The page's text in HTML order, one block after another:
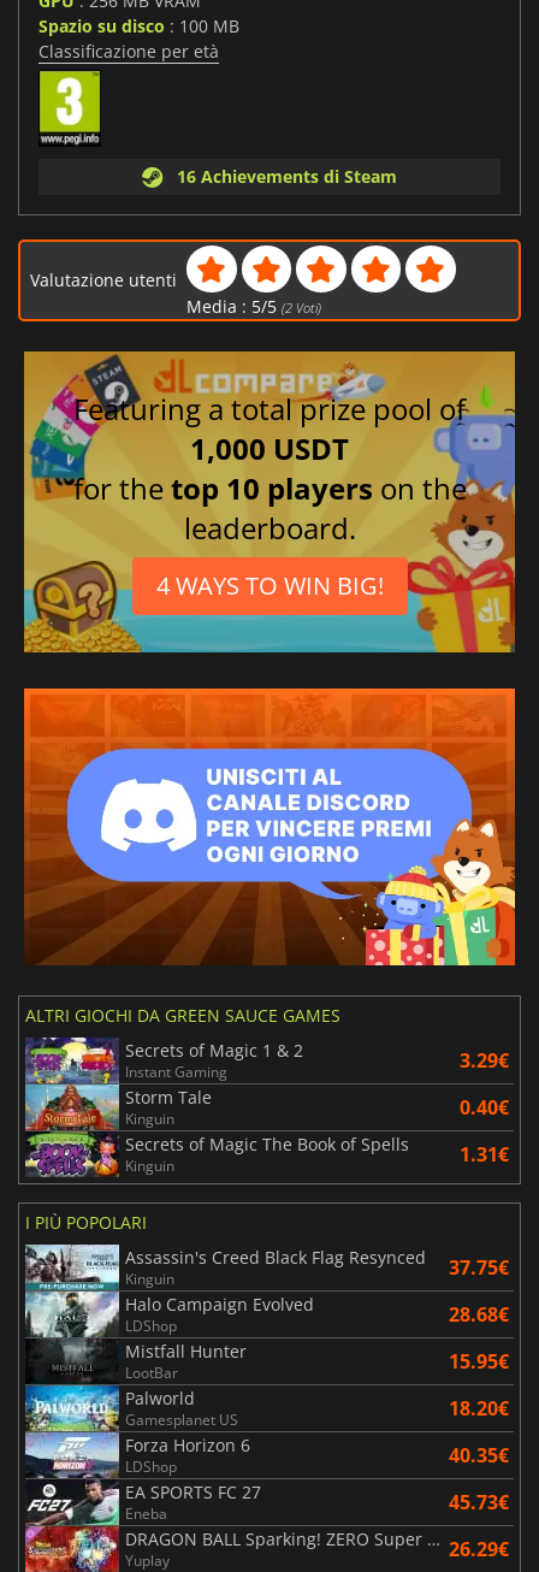
Spazio su disco : 100 MB
Classificazione per età
16 Achievements di Steam
Valutazione utenti
Media : 5/5 (2Voti)
Featuring a total prize pool of
1,000 USDT
for thetop 10 players on the
leaderboard.
4 WAYS TO WIN BIG!
ALTRI GIOCHI DA GREEN SAUCE GAMES
Secrets of Magic 1 & 2
Instant Gaming 3.29€
Storm Tale
Kinguin 0.40€
Secrets of Magic The Book of Spells
Kinguin 1.31€
I PIÙ POPOLARI
Assassin's Creed Black Flag Resynced
Kinguin 37.75€
Halo Campaign Evolved
LDShop 28.68€
Mistfall Hunter
LootBar 15.95€
Palworld
Gamesplanet US 18.20€
Forza Horizon 6
LDShop 40.35€
EA SPORTS FC 27
Eneba 45.73€
DRAGON BALL Sparking! ZERO Super Limit Breaking NEO
Yuplay 26.29€